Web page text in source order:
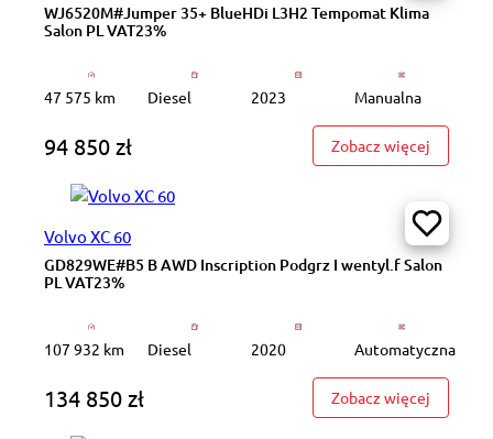
WJ6520M#Jumper 35+ BlueHDi L3H2 Tempomat Klima
Salon PL VAT23%
47 575 km Diesel 2023 Manualna
94 850 zł Zobacz więcej
Volvo XC 60
GD829WE#B5 B AWD Inscription Podgrz I wentyl.f Salon
PL VAT23%
107 932 km Diesel 2020 Automatyczna
134 850 zł Zobacz więcej